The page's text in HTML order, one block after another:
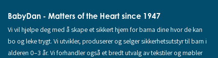
BabyDan - Matters of the Heart since 1947
Vi vil hjelpe deg med å skape et sikkert hjem for barna dine hvor de kan
bo og leke trygt. Vi utvikler, produserer og selger sikkerhetsutstyr til barn i
alderen 0–3 år. Vi forhandler også et bredt utvalg av tekstiler og møbler